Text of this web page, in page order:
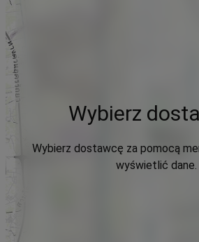
Wybierz
Wybierz dostawcę za pomocą
wyświetlić dane.